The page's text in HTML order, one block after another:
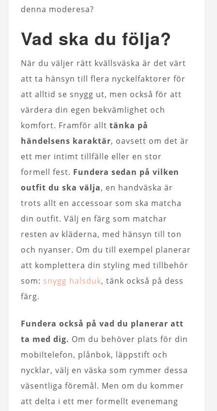
denna moderesa?
Vad ska du följa?
När du väljer rätt kvällsväska är det värt
att ta hänsyn till flera nyckelfaktorer för
att alltid se snygg ut, men också för att
värdera din egen bekvämlighet och
komfort. Framför allt tänka på
händelsens karaktär, oavsett om det är
ett mer intimt tillfälle eller en stor
formell fest. Fundera sedan på vilken
outfit du ska välja, en handväska är
trots allt en accessoar som ska matcha
din outfit. Välj en färg som matchar
resten av kläderna, med hänsyn till ton
och nyanser. Om du till exempel planerar
att komplettera din styling med tillbehör
som: snygg halsduk, tänk också på dess
färg.
Fundera också på vad du planerar att
ta med dig. Om du behöver plats för din
mobiltelefon, plånbok, läppstift och
nycklar, välj en väska som rymmer dessa
väsentliga föremål. Men om du kommer
att delta i ett mer formellt evenemang